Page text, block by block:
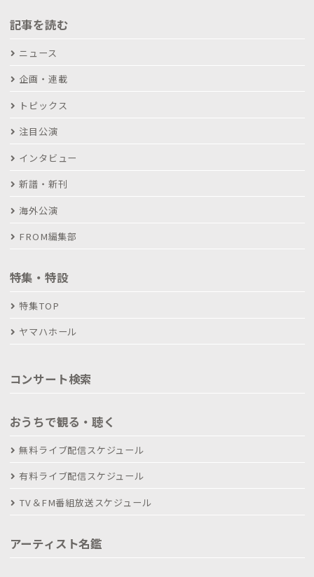
記事を読む
ニュース
企画・連載
トピックス
注目公演
インタビュー
新譜・新刊
海外公演
FROM編集部
特集・特設
特集TOP
ヤマハホール
コンサート検索
おうちで観る・聴く
無料ライブ配信スケジュール
有料ライブ配信スケジュール
TV＆FM番組放送スケジュール
アーティスト名鑑